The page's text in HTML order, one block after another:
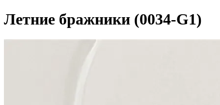
Летние бражники (0034-G1)